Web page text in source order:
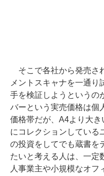
そこで各社から発売さ
メントスキャナを一通り
手を検証しようというの
バーという実売価格は個
価格帯だが、A4より大
にコレクションしている
の投資をしてでも蔵書を
たいと考える人は、一定
人事業主や小規模なオフ